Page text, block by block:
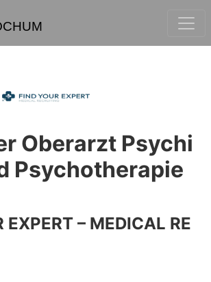
Oberarzt Psychi
Psycho­therapie
EXPERT – MEDICAL RE